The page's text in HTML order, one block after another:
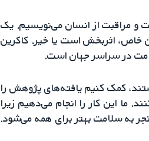
و مراقبت از انسان می‌نویسیم. یک
خاص، اثربخش است یا خیر. کاکرین
در سراسر جهان است.
کمک کنیم یافته‌های پژوهش را
ما این کار را انجام می‌دهیم زیرا
به سلامت بهتر برای همه می‌شود.